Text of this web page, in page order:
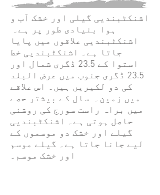
اشنکٹبندیی گیلی اور خشک آب و
ہوا بنیادی طور پر ہے۔
اشنکٹبندیی علاقوں میں پایا
جاتا ہے۔ اشنکٹبندیی خط
استوا کے 23.5 ڈگری شمال اور
23.5 ڈگری جنوب میں عرض البلد
کی دو لکیریں ہیں۔ اس علاقے
میں زمین۔ سال کے بیشتر حصے
میں براہ راست سورج کی روشنی
حاصل ہوتی ہے۔ اشنکٹبندیی
گیلے اور خشک دو موسموں کے
لیے جانا جاتا ہے۔ گیلے موسم